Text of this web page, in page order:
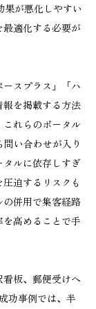
が悪化しやすい
適化する必要が
スプラス」「ハ
報を掲載する方法
れらのポータル
い合わせが入り
ルに依存しすぎ
迫するリスクも
併用で集客経路
高めることで手
板、郵便受けへ
功事例では、半